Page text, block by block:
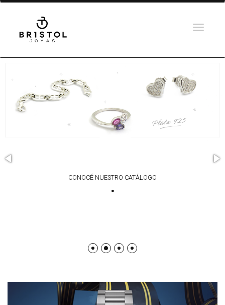
DESCUBRÍ LOS RECOMENDADOS
CONOCÉ NUESTRO CATÁLOGO